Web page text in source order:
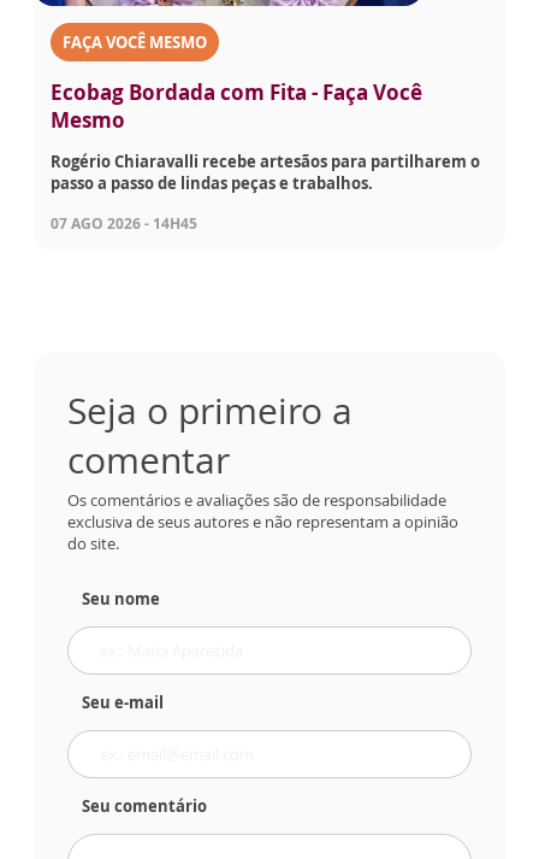
FAÇA VOCÊ MESMO
Ecobag Bordada com Fita - Faça Você
Mesmo
Rogério Chiaravalli recebe artesãos para partilharem o
passo a passo de lindas peças e trabalhos.
07 AGO 2026 - 14H45
Seja o primeiro a
comentar
Os comentários e avaliações são de responsabilidade
exclusiva de seus autores e não representam a opinião
do site.
Seu nome
Seu e-mail
Seu comentário